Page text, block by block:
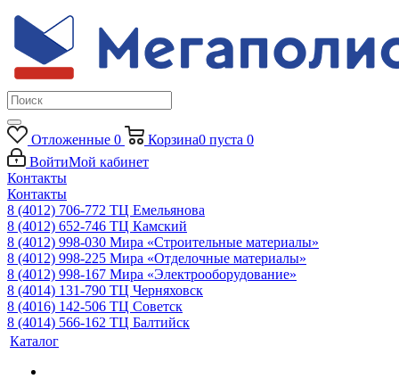
Отложенные 0 Корзина0 пуста 0
ВойтиМой кабинет
Контакты
Контакты
8 (4012) 706-772 ТЦ Емельянова
8 (4012) 652-746 ТЦ Камский
8 (4012) 998-030 Мира «Строительные материалы»
8 (4012) 998-225 Мира «Отделочные материалы»
8 (4012) 998-167 Мира «Электрооборудование»
8 (4014) 131-790 ТЦ Черняховск
8 (4016) 142-506 ТЦ Советск
8 (4014) 566-162 ТЦ Балтийск
Каталог